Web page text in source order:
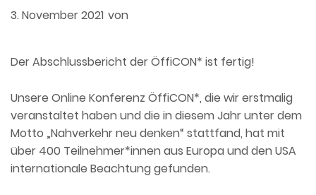
3. November 2021 von
Der Abschlussbericht der ÖffiCON* ist fertig!
Unsere Online Konferenz ÖffiCON*, die wir erstmalig
veranstaltet haben und die in diesem Jahr unter dem
Motto „Nahverkehr neu denken“ stattfand, hat mit
über 400 Teilnehmer*innen aus Europa und den USA
internationale Beachtung gefunden.